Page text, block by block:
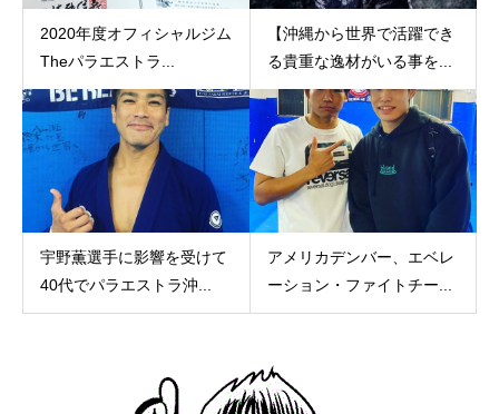
2020年度オフィシャルジム
Theパラエストラ...
【沖縄から世界で活躍でき
る貴重な逸材がいる事を...
宇野薫選手に影響を受けて
40代でパラエストラ沖...
アメリカデンバー、エベレ
ーション・ファイトチー...